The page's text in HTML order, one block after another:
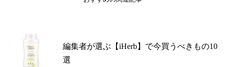
編集者が選ぶ【iHerb】で今買うべきもの10
選